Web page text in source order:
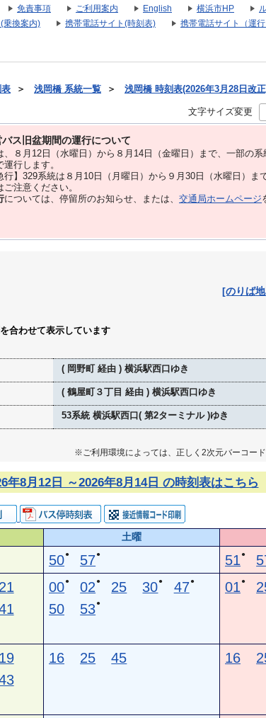
免責事項 ご利用案内 English 横浜市HP
乗換案内)
携帯電話サイト(時刻表) 携帯電話サイト（運行
＞ 浅岡橋 系統一覧 ＞ 浅岡橋 時刻表(2026年3月28日改
文字サイズ変更
ス旧盆期間の運行について
８⽉12⽇（水曜日）から８⽉14⽇（金曜日）まで、⼀部の系
⾏します。
】329系統は８月10日（月曜日）から９月30日（水曜日）ま
注意ください。
については、停留所のお知らせ、または、 交通局ホームページ
[のりば
合わせて表示しています
( 岡野町 経由 ) 横浜駅西口ゆき
( 鶴屋町３丁目 経由 ) 横浜駅西口ゆき
53系統 横浜駅西口( 第2ターミナル )ゆき
※ご利用環境によっては、正しく2次元バーコー
年8月12日 ～2026年8月14日 の時刻表はこちら
土曜
50● 57● 51 ●
21
00● 02 ● 25 30● 47 ●
50 53●
01 ●
19
16 25 45 16